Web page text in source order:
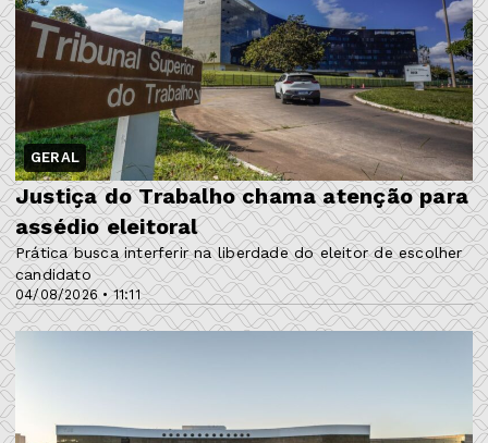
GERAL
04/08/2026 • 11:11
Justiça do Trabalho chama atenção para
assédio eleitoral
Prática busca interferir na liberdade do eleitor de escolher
candidato